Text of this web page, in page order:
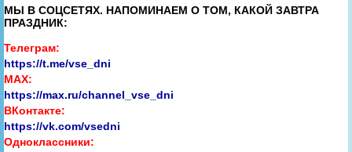
МЫ В СОЦСЕТЯХ. НАПОМИНАЕМ О ТОМ, КАКОЙ ЗАВТРА
ПРАЗДНИК:
Телеграм:
https://t.me/vse_dni
MAX:
https://max.ru/channel_vse_dni
ВКонтакте:
https://vk.com/vsedni
Одноклассники: